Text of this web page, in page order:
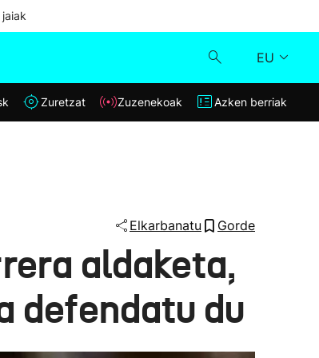
EU
Klisk
Azken berriak
Zuretzat Zuzenekoak Azken berriak
Elkarbanatu Gorde
aldaketa,
defendatu du